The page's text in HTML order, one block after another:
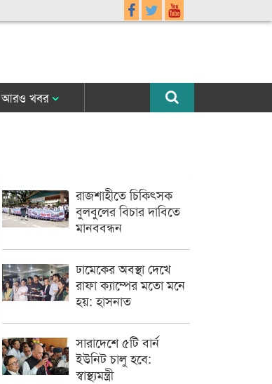
আরও খবর
রাজশাহীতে চিকিৎসক
বুলবুলের বিচার দাবিতে
মানববন্ধন
ঢামেকের অবস্থা দেখে
রাফা ক্যাম্পের মতো মনে
হয়: হাসনাত
সারাদেশে ৫টি বার্ন
ইউনিট চালু হবে:
স্বাস্থ্যমন্ত্রী